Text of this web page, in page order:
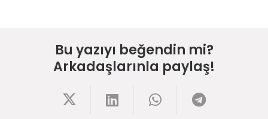
Bu yazıyı beğendin mi?
Arkadaşlarınla paylaş!